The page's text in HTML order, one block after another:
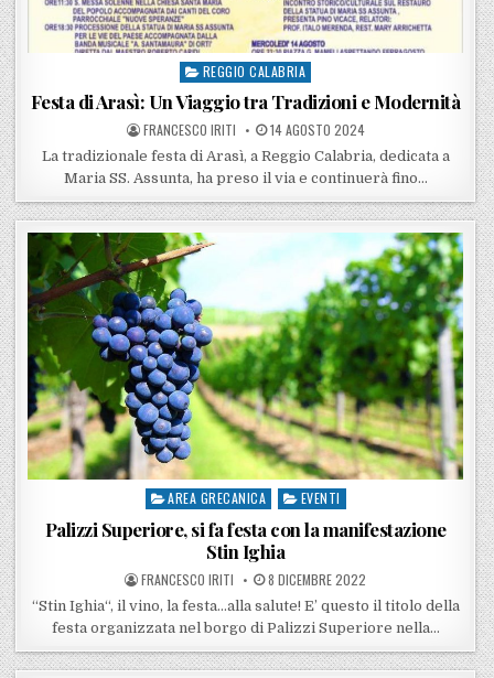
Posted in
REGGIO CALABRIA
Festa di Arasì: Un Viaggio tra Tradizioni e Modernità
POSTED BY
FRANCESCO IRITI POSTED ON
14 AGOSTO 2024
La tradizionale festa di Arasì, a Reggio Calabria, dedicata a
Maria SS. Assunta, ha preso il via e continuerà fino…
Posted in
AREA GRECANICA EVENTI
Palizzi Superiore, si fa festa con la manifestazione
Stin Ighia
POSTED BY
FRANCESCO IRITI POSTED ON
8 DICEMBRE 2022
“Stin Ighia“, il vino, la festa…alla salute! E’ questo il titolo della
festa organizzata nel borgo di Palizzi Superiore nella…